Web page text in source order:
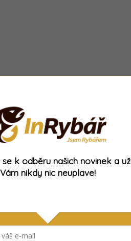
Vítr, déšť, nulová aktivita.
kdo někdy vláčel. Ale jak
a pak… rána, která
Wędkarska.
se k odběru našich novinek a už
Vám nikdy nic neuplave!